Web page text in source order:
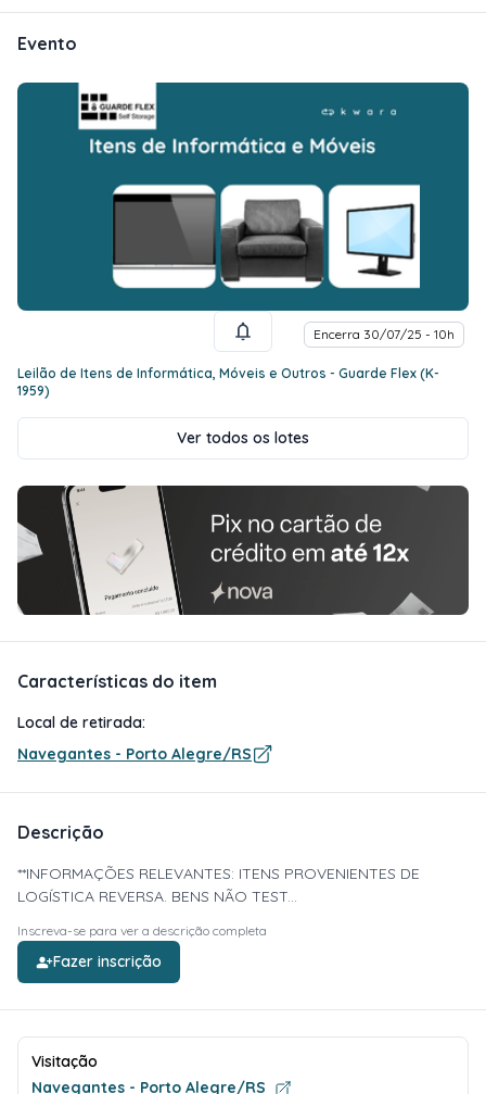
Evento
Encerra 30/07/25 - 10h
Leilão de Itens de Informática, Móveis e Outros - Guarde Flex (K-
1959)
Ver todos os lotes
Características do item
Local de retirada:
Navegantes - Porto Alegre/RS
Descrição
**INFORMAÇÕES RELEVANTES: ITENS PROVENIENTES DE
LOGÍSTICA REVERSA. BENS NÃO TEST...
Inscreva-se para ver a descrição completa
Fazer inscrição
Visitação
Navegantes - Porto Alegre/RS